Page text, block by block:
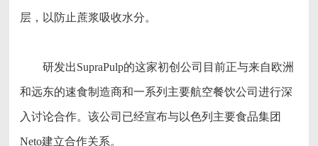
层，以防止蔗浆吸收水分。
研发出SupraPulp的这家初创公司目前正与来自欧洲
和远东的速食制造商和一系列主要航空餐饮公司进行深
入讨论合作。该公司已经宣布与以色列主要食品集团
Neto建立合作关系。